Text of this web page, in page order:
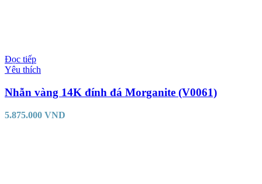
Đọc tiếp
Yêu thích
Nhẫn vàng 14K đính đá Morganite (V0061)
5.875.000 VND